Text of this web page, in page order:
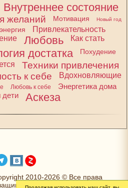
Внутреннее состояние
желаний Мотивация Новый год
Привлекательность
Любовь
Как стать
достатка
Похудение
Техники привлечения
к себе
Вдохновляющие
Любовь к себе
Энергетика дома
Аскеза
2010-2026 © Все права